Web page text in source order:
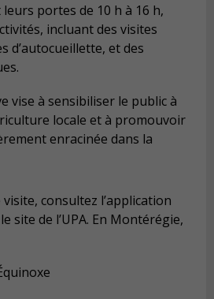
portes de 10 h à 16 h,
incluant des visites
d’autocueillette, et des
vise à sensibiliser le public à
locale et à promouvoir
enracinée dans la
consultez l’application
site de l’UPA. En Montérégie,